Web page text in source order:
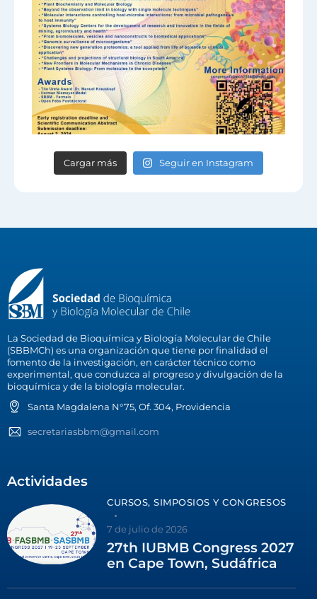
Cargar más Seguir en Instagram
La Sociedad de Bioquímica y Biología Molecular de Chile
(SBBMCh) es una organización que tiene por finalidad el
fomento de la investigación, en carácter técnico como
experimental, que conduzca al progreso y divulgación de la
bioquímica y de la biología molecular.
Santa Magdalena N°75, Of. 304, Providencia
secretariasbbm@gmail.com
Actividades
CURSOS, SIMPOSIOS Y CONGRESOS
7 de julio de 2026
27th IUBMB Congress 2027
en Cape Town, Sudáfrica